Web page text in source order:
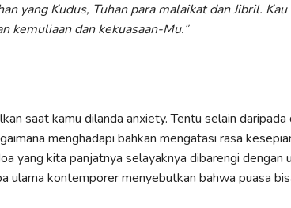
yang Kudus, Tuhan para malaikat dan Jibril.
kemuliaan dan kekuasaan-Mu.”
saat kamu dilanda anxiety. Tentu selain daripada
menghadapi bahkan mengatasi rasa
yang kita panjatnya selayaknya dibarengi dengan
ulama kontemporer menyebutkan bahwa puasa